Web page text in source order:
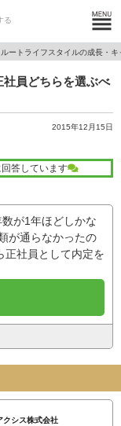
る
ートライフスタイルの成長・キ
社員どちらを選ぶべ
2015年12月15日
答しています
が1年ほどしかな
が通らなかったの
正社員として内定を
クシス株式会社